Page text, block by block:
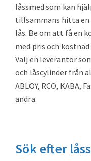
låssmed som kan
tillsammans hitta en
lås. Be om att få en
med pris och
Välj en leverantör
och låscylinder från
ABLOY, RCO, KABA,
andra.
Primärt
Sök efter